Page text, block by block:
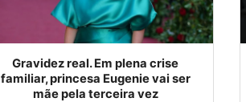
Gravidez real. Em plena crise
familiar, princesa Eugenie vai ser
mãe pela terceira vez